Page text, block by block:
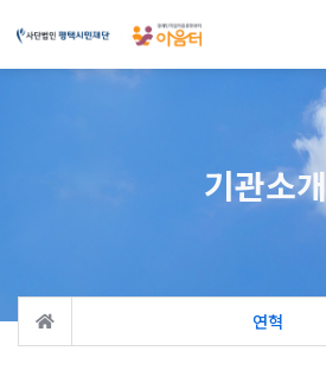
기관소개
연혁